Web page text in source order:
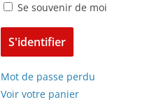
Se souvenir de moi
Mot de passe perdu
Voir votre panier